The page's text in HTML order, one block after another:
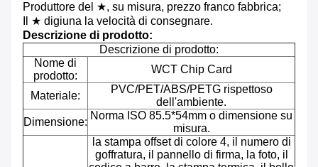
Produttore del ★, su misura, prezzo franco fabbrica;
Il ★ digiuna la velocità di consegnare.
Descrizione di prodotto:
Descrizione di prodotto:
Nome di
prodotto:
WCT Chip Card
Materiale:
PVC/PET/ABS/PETG rispettoso
dell'ambiente.
Dimensione:
Norma ISO 85.5*54mm o dimensione su
misura.
la stampa offset di colore 4, il numero di
goffratura, il pannello di firma, la foto, il